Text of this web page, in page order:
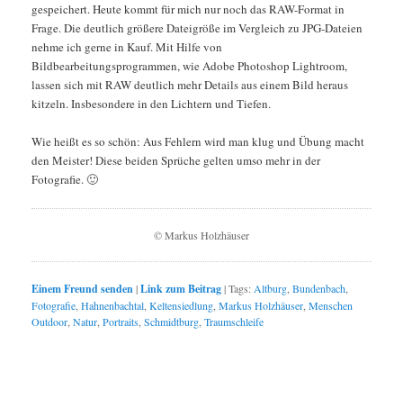
gespeichert. Heute kommt für mich nur noch das RAW-Format in
Frage. Die deutlich größere Dateigröße im Vergleich zu JPG-Dateien
nehme ich gerne in Kauf. Mit Hilfe von
Bildbearbeitungsprogrammen, wie Adobe Photoshop Lightroom,
lassen sich mit RAW deutlich mehr Details aus einem Bild heraus
kitzeln. Insbesondere in den Lichtern und Tiefen.
Wie heißt es so schön: Aus Fehlern wird man klug und Übung macht
den Meister! Diese beiden Sprüche gelten umso mehr in der
Fotografie. 🙂
© Markus Holzhäuser
Einem Freund senden|Link zum Beitrag|Tags:Altburg,Bundenbach,
Fotografie,Hahnenbachtal,Keltensiedlung,Markus Holzhäuser,Menschen
Outdoor,Natur,Portraits,Schmidtburg,Traumschleife